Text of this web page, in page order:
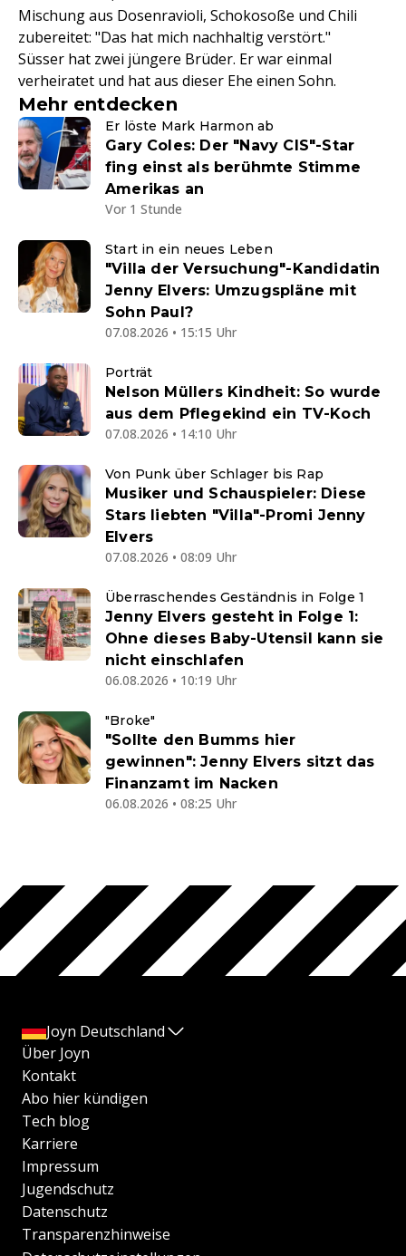
Mischung aus Dosenravioli, Schokosoße und Chili
zubereitet: "Das hat mich nachhaltig verstört."
Süsser hat zwei jüngere Brüder. Er war einmal
verheiratet und hat aus dieser Ehe einen Sohn.
Mehr entdecken
Er löste Mark Harmon ab
Gary Coles: Der "Navy CIS"-Star
fing einst als berühmte Stimme
Amerikas an
Vor 1 Stunde
Start in ein neues Leben
"Villa der Versuchung"-Kandidatin
Jenny Elvers: Umzugspläne mit
Sohn Paul?
07.08.2026 • 15:15 Uhr
Porträt
Nelson Müllers Kindheit: So wurde
aus dem Pflegekind ein TV-Koch
07.08.2026 • 14:10 Uhr
Von Punk über Schlager bis Rap
Musiker und Schauspieler: Diese
Stars liebten "Villa"-Promi Jenny
Elvers
07.08.2026 • 08:09 Uhr
Überraschendes Geständnis in Folge 1
Jenny Elvers gesteht in Folge 1:
Ohne dieses Baby-Utensil kann sie
nicht einschlafen
06.08.2026 • 10:19 Uhr
"Broke"
"Sollte den Bumms hier
gewinnen": Jenny Elvers sitzt das
Finanzamt im Nacken
06.08.2026 • 08:25 Uhr
Joyn Deutschland
Über Joyn
Kontakt
Abo hier kündigen
Tech blog
Karriere
Impressum
Jugendschutz
Datenschutz
Transparenzhinweise